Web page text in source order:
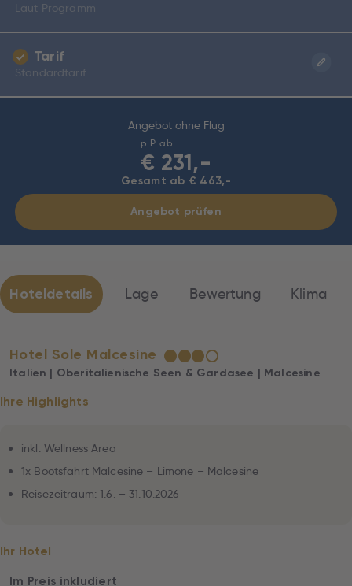
Angebot ohne Flug
p.P. ab
€ 231,-
Gesamt ab € 463,-
Angebot prüfen
Laut Programm
Tarif
Standardtarif
Hoteldetails Lage Bewertung Klima
Hotel Sole Malcesine ★★★☆
Italien | Oberitalienische Seen & Gardasee | Malcesine
Ihre Highlights
inkl. Wellness Area
1x Bootsfahrt Malcesine – Limone – Malcesine
Reisezeitraum: 1.6. – 31.10.2026
Ihr Hotel
Im Preis inkludiert